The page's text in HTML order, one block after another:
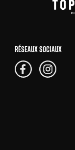
RÉSEAUX SOCIAUX